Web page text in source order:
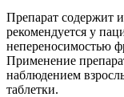
Препарат содержит
рекомендуется у
непереносимостью
Применение
наблюдением
таблетки.